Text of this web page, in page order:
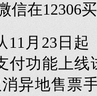
信在12306
11月23日
付功能上
异地售票